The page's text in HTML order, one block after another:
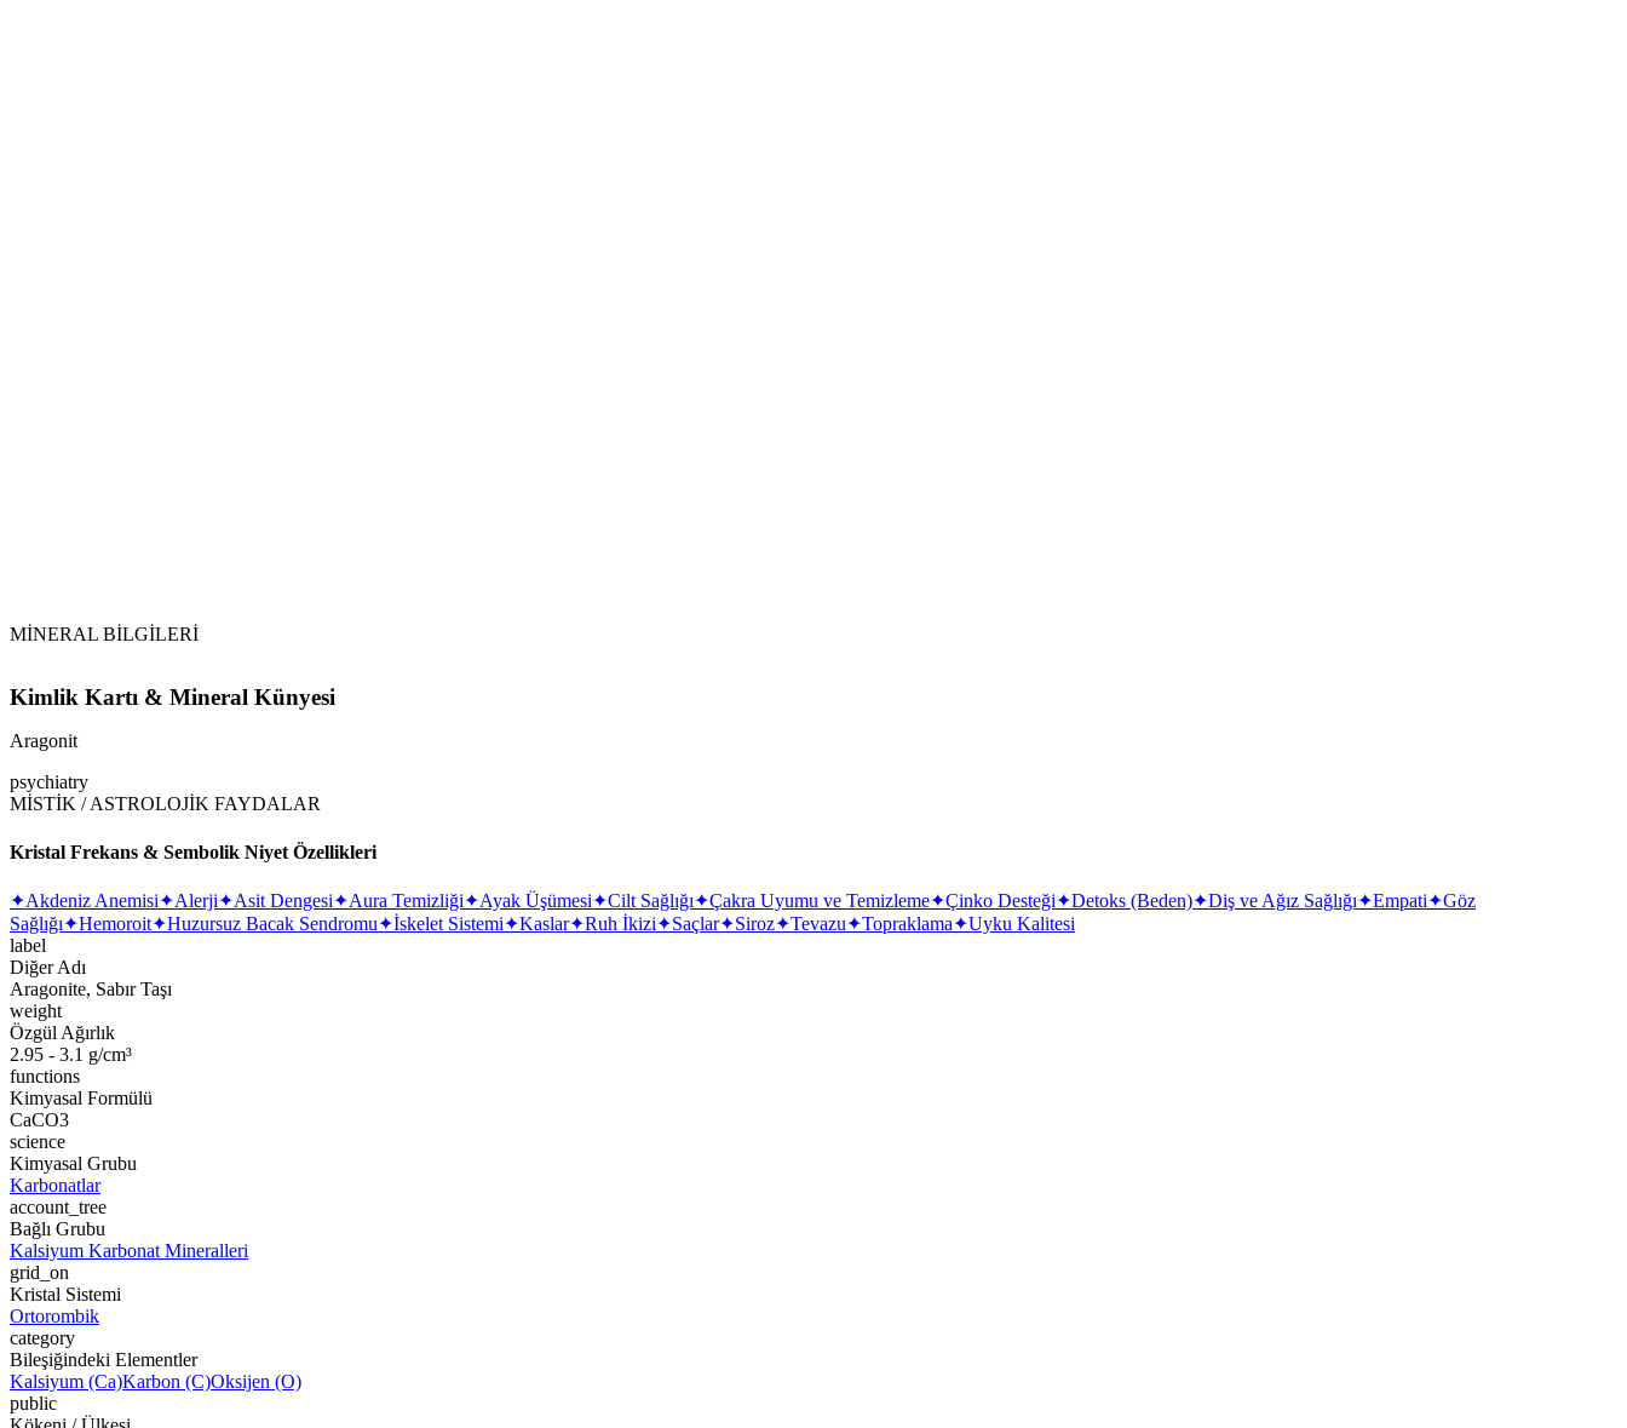
MİNERAL BİLGİLERİ
Kimlik Kartı & Mineral Künyesi
Aragonit
psychiatry
MİSTİK / ASTROLOJİK FAYDALAR
Kristal Frekans & Sembolik Niyet Özellikleri
✦Akdeniz Anemisi✦Alerji✦Asit Dengesi✦Aura Temizliği✦Ayak Üşümesi✦Cilt Sağlığı✦Çakra Uyumu ve Temizleme✦Çinko Desteği✦Detoks (Beden)✦Diş ve Ağız Sağlığı✦Empati✦Göz
Sağlığı✦Hemoroit✦Huzursuz Bacak Sendromu✦İskelet Sistemi✦Kaslar✦Ruh İkizi✦Saçlar✦Siroz✦Tevazu✦Topraklama✦Uyku Kalitesi
label
Diğer Adı
Aragonite, Sabır Taşı
weight
Özgül Ağırlık
2.95 - 3.1 g/cm³
functions
Kimyasal Formülü
CaCO3
science
Kimyasal Grubu
Karbonatlar
account_tree
Bağlı Grubu
Kalsiyum Karbonat Mineralleri
grid_on
Kristal Sistemi
Ortorombik
category
Bileşiğindeki Elementler
Kalsiyum (Ca)Karbon (C)Oksijen (O)
public